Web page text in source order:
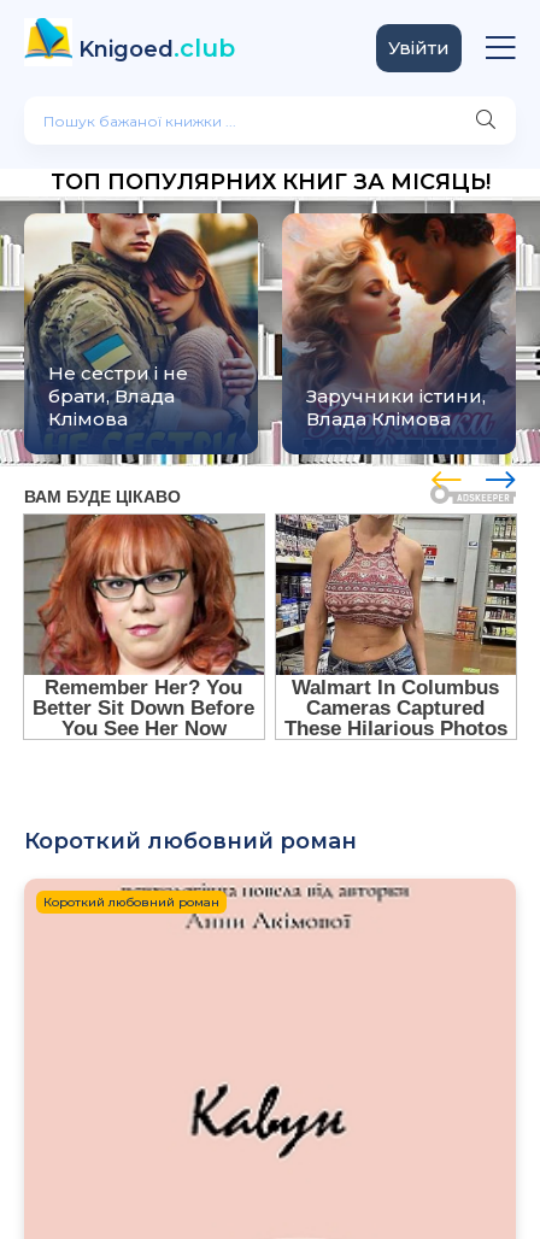
Knigoed .club Увійти
ТОП ПОПУЛЯРНИХ КНИГ ЗА МІСЯЦЬ!
Не сестри і не
брати, Влада
Клімова
Заручники істини,
Влада Клімова
Короткий любовний роман
Короткий любовний роман